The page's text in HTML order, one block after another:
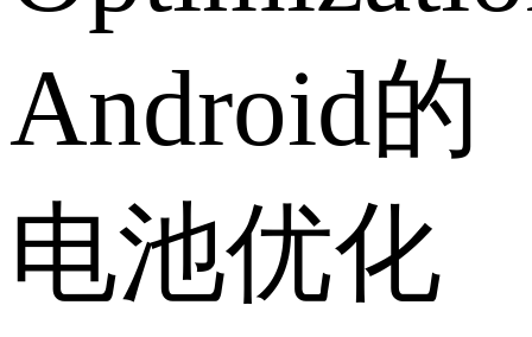
Android的
电池优化